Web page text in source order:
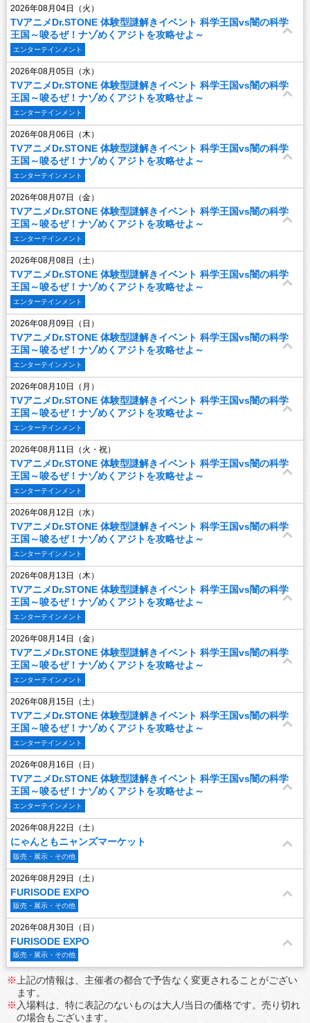
2026年08月04日（火）
TVアニメDr.STONE 体験型謎解きイベント 科学王国vs闇の科学
王国～唆るぜ！ナゾめくアジトを攻略せよ～
エンターテインメント
2026年08月05日（水）
TVアニメDr.STONE 体験型謎解きイベント 科学王国vs闇の科学
王国～唆るぜ！ナゾめくアジトを攻略せよ～
エンターテインメント
2026年08月06日（木）
TVアニメDr.STONE 体験型謎解きイベント 科学王国vs闇の科学
王国～唆るぜ！ナゾめくアジトを攻略せよ～
エンターテインメント
2026年08月07日（金）
TVアニメDr.STONE 体験型謎解きイベント 科学王国vs闇の科学
王国～唆るぜ！ナゾめくアジトを攻略せよ～
エンターテインメント
2026年08月08日（土）
TVアニメDr.STONE 体験型謎解きイベント 科学王国vs闇の科学
王国～唆るぜ！ナゾめくアジトを攻略せよ～
エンターテインメント
2026年08月09日（日）
TVアニメDr.STONE 体験型謎解きイベント 科学王国vs闇の科学
王国～唆るぜ！ナゾめくアジトを攻略せよ～
エンターテインメント
2026年08月10日（月）
TVアニメDr.STONE 体験型謎解きイベント 科学王国vs闇の科学
王国～唆るぜ！ナゾめくアジトを攻略せよ～
エンターテインメント
2026年08月11日（火・祝）
TVアニメDr.STONE 体験型謎解きイベント 科学王国vs闇の科学
王国～唆るぜ！ナゾめくアジトを攻略せよ～
エンターテインメント
2026年08月12日（水）
TVアニメDr.STONE 体験型謎解きイベント 科学王国vs闇の科学
王国～唆るぜ！ナゾめくアジトを攻略せよ～
エンターテインメント
2026年08月13日（木）
TVアニメDr.STONE 体験型謎解きイベント 科学王国vs闇の科学
王国～唆るぜ！ナゾめくアジトを攻略せよ～
エンターテインメント
2026年08月14日（金）
TVアニメDr.STONE 体験型謎解きイベント 科学王国vs闇の科学
王国～唆るぜ！ナゾめくアジトを攻略せよ～
エンターテインメント
2026年08月15日（土）
TVアニメDr.STONE 体験型謎解きイベント 科学王国vs闇の科学
王国～唆るぜ！ナゾめくアジトを攻略せよ～
エンターテインメント
2026年08月16日（日）
TVアニメDr.STONE 体験型謎解きイベント 科学王国vs闇の科学
王国～唆るぜ！ナゾめくアジトを攻略せよ～
エンターテインメント
2026年08月22日（土）
にゃんともニャンズマーケット
販売・展示・その他
2026年08月29日（土）
FURISODE EXPO
販売・展示・その他
2026年08月30日（日）
FURISODE EXPO
販売・展示・その他
※ 上記の情報は、主催者の都合で予告なく変更されることがござい
ます。
※ 入場料は、特に表記のないものは大人/当日の価格です。売り切れ
の場合もございます。